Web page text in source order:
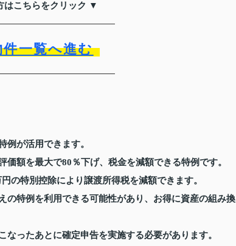
はこちらをクリック ▼
一覧へ進む
例が活用できます。
額を最大で80％下げ、税金を減額できる特例です。
の特別控除により譲渡所得税を減額できます。
の特例を利用できる可能性があり、お得に資産の組み換
ったあとに確定申告を実施する必要があります。